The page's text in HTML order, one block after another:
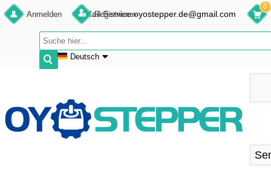
Anmelden Registrieren
Deutsch
Français
Español
E-Mail:Service.oyostepper.de@gmail.com
0